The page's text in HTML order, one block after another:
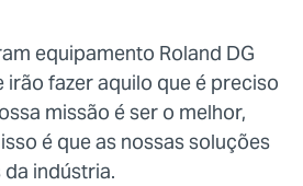
equipamento Roland DG
irão fazer aquilo que é preciso
missão é ser o melhor,
é que as nossas soluções
indústria.